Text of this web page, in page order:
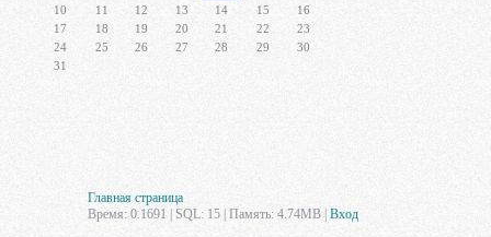
10
11 12 13 14 15
16
17
18 19 20 21 22
23
24
25 26 27 28 29
30
31
Главная страница
Время: 0.1691 | SQL: 15 | Память: 4.74MB Вход